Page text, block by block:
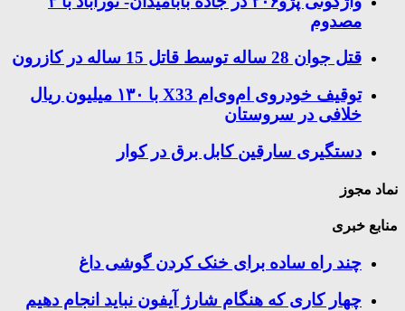
مصدوم
قتل جوان 28 ساله توسط قاتل 15 ساله در کازرون
توقیف خودروی ام‌وی‌ام X33 با ۱۳۰ میلیون ریال
خلافی در سروستان
دستگیری سارقین کابل برق در کوار
نماد مجوز
منابع خبری
چند راه‌ ساده برای خنک کردن گوشی داغ
چهار کاری که هنگام شارژ آیفون نباید انجام دهیم